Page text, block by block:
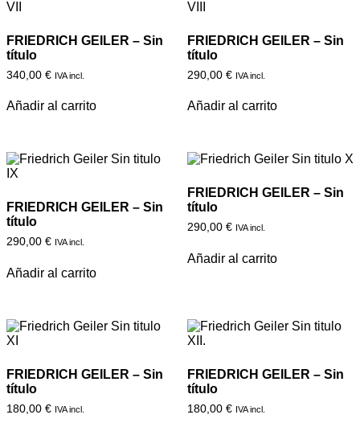
FRIEDRICH GEILER – Sin
título
340,00 € IVA incl.
Añadir al carrito
FRIEDRICH GEILER – Sin
título
290,00 € IVA incl.
Añadir al carrito
FRIEDRICH GEILER – Sin
título
290,00 € IVA incl.
Añadir al carrito
FRIEDRICH GEILER – Sin
título
290,00 € IVA incl.
Añadir al carrito
FRIEDRICH GEILER – Sin
título
180,00 € IVA incl.
FRIEDRICH GEILER – Sin
título
180,00 € IVA incl.